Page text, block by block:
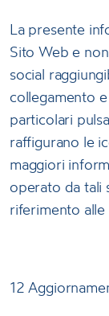
La presente
Sito Web e
social
collegamento
particolari
raffigurano le
maggiori
operato da tali
riferimento
12